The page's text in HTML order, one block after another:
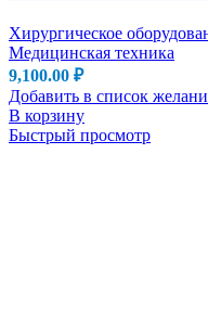
Хирургическое
Медицинская техника
9,100.00 ₽
Добавить в список
В корзину
Быстрый просмотр